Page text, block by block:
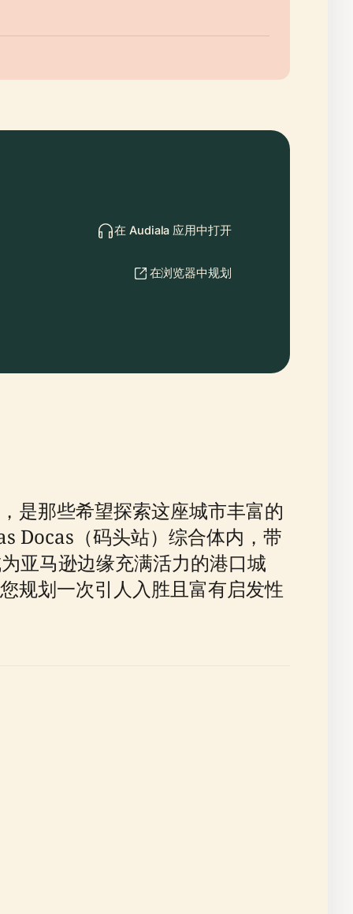
在 Audiala 应用中打开
在浏览器中规划
是那些希望探索这座城市丰富的
Docas（码头站）综合体内，带
亚马逊边缘充满活力的港口城
规划一次引人入胜且富有启发性